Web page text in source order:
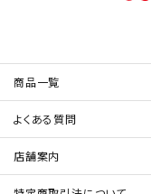
商品一覧
よくある質問
店舗案内